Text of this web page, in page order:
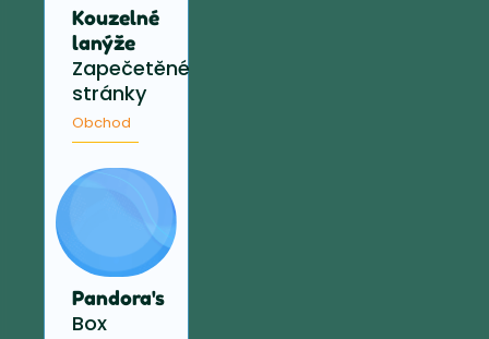
Kouzelné
lanýže
Zapečetěné
stránky
Obchod
Pandora's
Box